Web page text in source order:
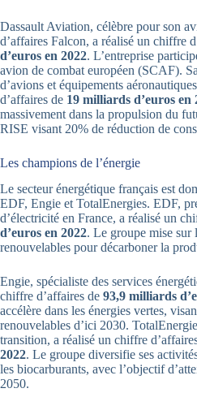
Dassault Aviation, célèbre pour son
d’affaires Falcon, a réalisé un chiffre
d’euros en 2022. L’entreprise
avion de combat européen (SCAF).
d’avions et équipements
d’affaires de 19 milliards d’euros en
massivement dans la propulsion du
RISE visant 20% de réduction de
Les champions de l’énergie
Le secteur énergétique français est
EDF, Engie et TotalEnergies. EDF,
d’électricité en France, a réalisé un
d’euros en 2022. Le groupe mise sur
renouvelables pour décarboner la
Engie, spécialiste des services
chiffre d’affaires de 93,9 milliards
accélère dans les énergies vertes,
renouvelables d’ici 2030.
transition, a réalisé un chiffre
2022. Le groupe diversifie ses
les biocarburants, avec l’objectif
2050.